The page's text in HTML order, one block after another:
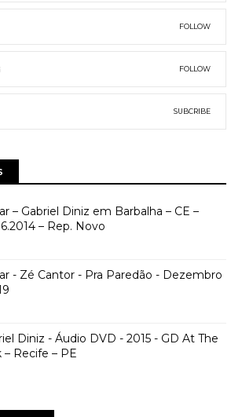
FOLLOW
FOLLOW
SUBCRIBE
– Gabriel Diniz em Barbalha – CE –
– Rep. Novo
- Zé Cantor - Pra Paredão - Dezembro
Diniz - Áudio DVD - 2015 - GD At The
– Recife – PE